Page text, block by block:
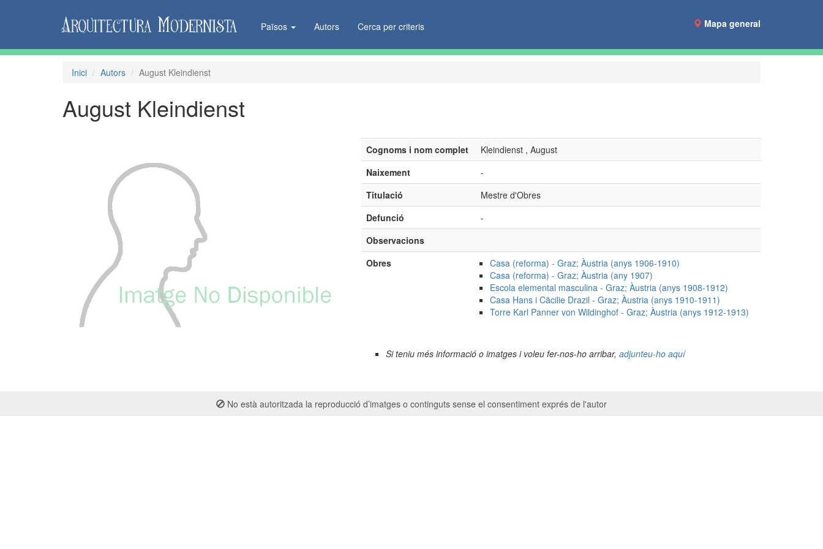
Països Autors Cerca per criteris Mapa general
Inici Autors August Kleindienst
August Kleindienst
Cognoms i nom complet
Kleindienst , August
Naixement
-
Titulació
Mestre d'Obres
Defunció
-
Observacions
Obres
Casa (reforma) - Graz; Àustria (anys 1906-1910)
Casa (reforma) - Graz; Àustria (any 1907)
Escola elemental masculina - Graz; Àustria (anys 1908-1912)
Casa Hans i Cäcilie Drazil - Graz; Àustria (anys 1910-1911)
Torre Karl Panner von Wildinghof - Graz; Àustria (anys 1912-1913)
Si teniu més informació o imatges i voleu fer-nos-ho arribar, adjunteu-ho aquí
No està autoritzada la reproducció d’imatges o continguts sense el consentiment exprés de l'autor